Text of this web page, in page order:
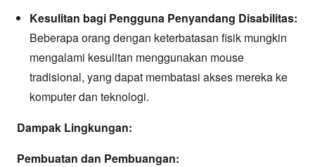
Kesulitan bagi Pengguna Penyandang Disabilitas:
Beberapa orang dengan keterbatasan fisik mungkin
mengalami kesulitan menggunakan mouse
tradisional, yang dapat membatasi akses mereka ke
komputer dan teknologi.
Dampak Lingkungan:
Pembuatan dan Pembuangan: